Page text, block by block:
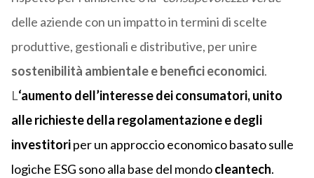
delle aziende con un impatto in termini di scelte
produttive, gestionali e distributive, per unire
sostenibilità ambientale ebenefici economici.
L‘aumento dell’interesse dei consumatori, unito
alle richieste della regolamentazione e degli
investitoriper un approccio economico basato sulle
logiche ESG sono alla base del mondocleantech.